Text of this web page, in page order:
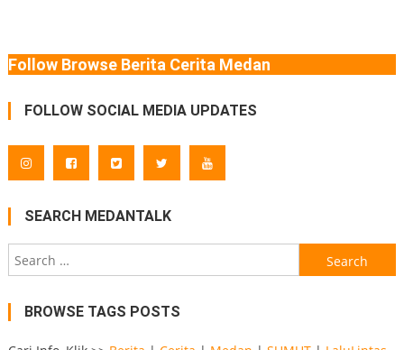
Follow Browse Berita Cerita Medan
FOLLOW SOCIAL MEDIA UPDATES
SEARCH MEDANTALK
Search
for:
BROWSE TAGS POSTS